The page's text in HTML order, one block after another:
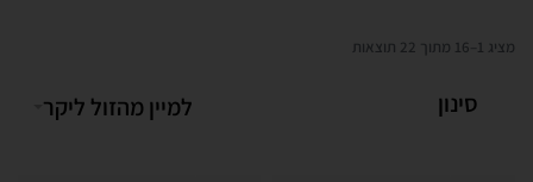
מציג 1–16 מתוך 22 תוצאות
למיין מהזול ליקר סינון